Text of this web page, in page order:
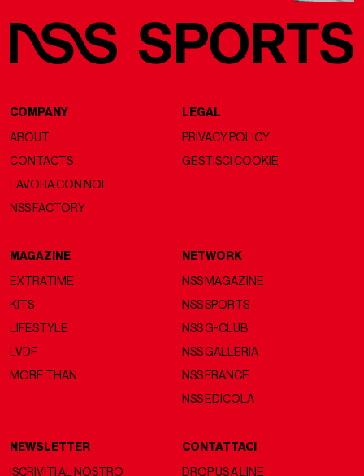
COMPANY
ABOUT
CONTACTS
LAVORA CON NOI
NSS FACTORY
LEGAL
PRIVACY POLICY
GESTISCI COOKIE
MAGAZINE
EXTRATIME
KITS
LIFESTYLE
LVDF
MORE THAN
NETWORK
NSS MAGAZINE
NSS SPORTS
NSS G-CLUB
NSS GALLERIA
NSS FRANCE
NSS EDICOLA
NEWSLETTER
ISCRIVITI AL NOSTRO
CONTATTACI
DROP US A LINE